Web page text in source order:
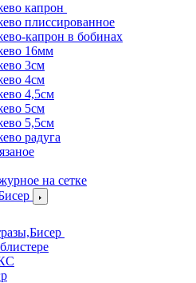
капрон
плиссированное
капрон в бобинах
16мм
3см
4см
4,5см
5см
5,5см
радуга
на сетке